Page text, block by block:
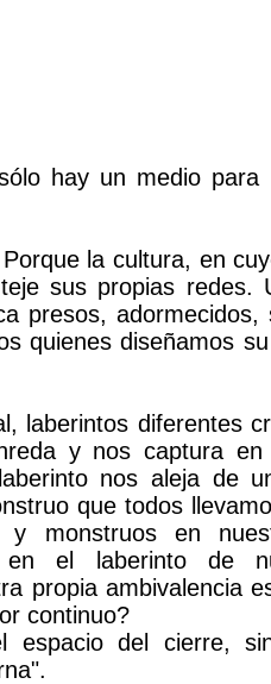
hay un medio para
la cultura, en
sus propias redes.
presos, adormecidos,
quienes diseñamos
laberintos diferentes
y nos captura
nos aleja de
que todos
y monstruos en
en el laberinto de
propia ambivalencia
continuo?
espacio del cierre,